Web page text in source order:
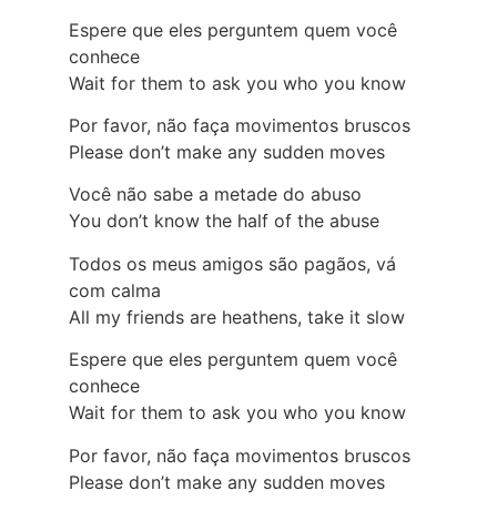
Espere que eles perguntem quem você
conhece
Wait for them to ask you who you know
Por favor, não faça movimentos bruscos
Please don’t make any sudden moves
Você não sabe a metade do abuso
You don’t know the half of the abuse
Todos os meus amigos são pagãos, vá
com calma
All my friends are heathens, take it slow
Espere que eles perguntem quem você
conhece
Wait for them to ask you who you know
Por favor, não faça movimentos bruscos
Please don’t make any sudden moves